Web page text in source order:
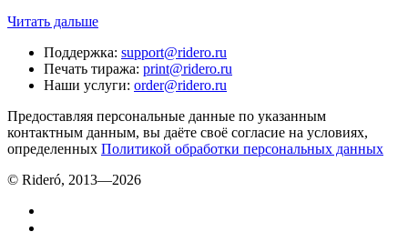
Читать дальше
Поддержка: support@ridero.ru
Печать тиража: print@ridero.ru
Наши услуги: order@ridero.ru
Предоставляя персональные данные по указанным
контактным данным, вы даёте своё согласие на условиях,
определенных Политикой обработки персональных данных
© Rideró, 2013—2026